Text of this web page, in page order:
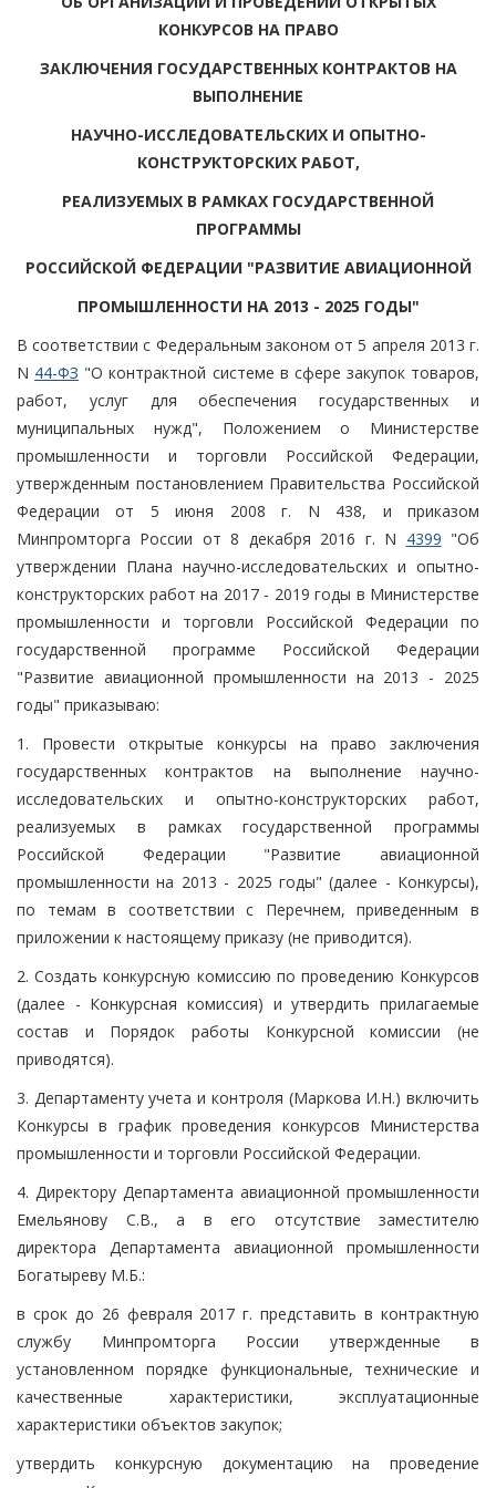
КОНКУРСОВ НА ПРАВО
ЗАКЛЮЧЕНИЯ ГОСУДАРСТВЕННЫХ КОНТРАКТОВ НА
ВЫПОЛНЕНИЕ
НАУЧНО-ИССЛЕДОВАТЕЛЬСКИХ И ОПЫТНО-
КОНСТРУКТОРСКИХ РАБОТ,
РЕАЛИЗУЕМЫХ В РАМКАХ ГОСУДАРСТВЕННОЙ
ПРОГРАММЫ
РОССИЙСКОЙ ФЕДЕРАЦИИ "РАЗВИТИЕ АВИАЦИОННОЙ
ПРОМЫШЛЕННОСТИ НА 2013 - 2025 ГОДЫ"
В соответствии с Федеральным законом от 5 апреля 2013 г.
N 44-ФЗ "О контрактной системе в сфере закупок товаров,
работ, услуг для обеспечения государственных и
муниципальных нужд", Положением о Министерстве
промышленности и торговли Российской Федерации,
утвержденным постановлением Правительства Российской
Федерации от 5 июня 2008 г. N 438, и приказом
Минпромторга России от 8 декабря 2016 г. N 4399 "Об
утверждении Плана научно-исследовательских и опытно-
конструкторских работ на 2017 - 2019 годы в Министерстве
промышленности и торговли Российской Федерации по
государственной программе Российской Федерации
"Развитие авиационной промышленности на 2013 - 2025
годы" приказываю:
1. Провести открытые конкурсы на право заключения
государственных контрактов на выполнение научно-
исследовательских и опытно-конструкторских работ,
реализуемых в рамках государственной программы
Российской Федерации "Развитие авиационной
промышленности на 2013 - 2025 годы" (далее - Конкурсы),
по темам в соответствии с Перечнем, приведенным в
приложении к настоящему приказу (не приводится).
2. Создать конкурсную комиссию по проведению Конкурсов
(далее - Конкурсная комиссия) и утвердить прилагаемые
состав и Порядок работы Конкурсной комиссии (не
приводятся).
3. Департаменту учета и контроля (Маркова И.Н.) включить
Конкурсы в график проведения конкурсов Министерства
промышленности и торговли Российской Федерации.
4. Директору Департамента авиационной промышленности
Емельянову С.В., а в его отсутствие заместителю
директора Департамента авиационной промышленности
Богатыреву М.Б.:
в срок до 26 февраля 2017 г. представить в контрактную
службу Минпромторга России утвержденные в
установленном порядке функциональные, технические и
качественные характеристики, эксплуатационные
характеристики объектов закупок;
утвердить конкурсную документацию на проведение